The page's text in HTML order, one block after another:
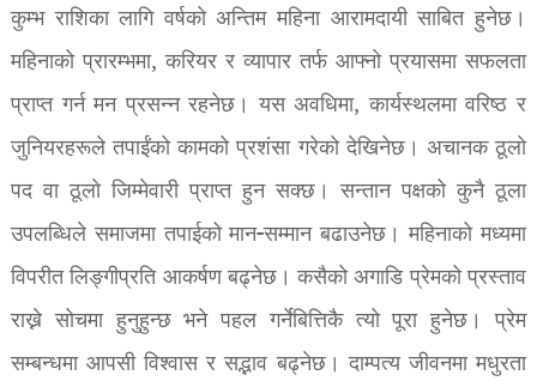
कुम्भ राशिका लागि वर्षको अन्तिम महिना आरामदायी साबित हुनेछ।
महिनाको प्रारम्भमा, करियर र व्यापार तर्फ आफ्नो प्रयासमा सफलता
प्राप्त गर्न मन प्रसन्न रहनेछ। यस अवधिमा, कार्यस्थलमा वरिष्ठ र
जुनियरहरूले तपाईंको कामको प्रशंसा गरेको देखिनेछ। अचानक ठूलो
पद वा ठूलो जिम्मेवारी प्राप्त हुन सक्छ। सन्तान पक्षको कुनै ठूला
उपलब्धिले समाजमा तपाईको मान-सम्मान बढाउनेछ। महिनाको मध्यमा
विपरीत लिङ्गीप्रति आकर्षण बढ्नेछ। कसैको अगाडि प्रेमको प्रस्ताव
राख्ने सोचमा हुनुहुन्छ भने पहल गर्नेबित्तिकै त्यो पूरा हुनेछ। प्रेम
सम्बन्धमा आपसी विश्वास र सद्भाव बढ्नेछ। दाम्पत्य जीवनमा मधुरता